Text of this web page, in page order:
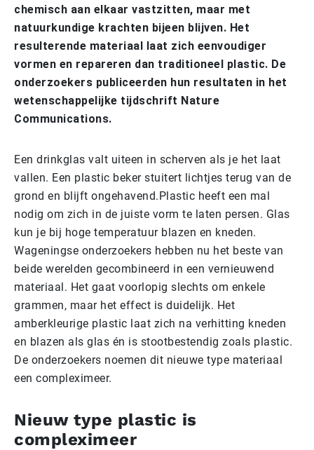
chemisch aan elkaar vastzitten, maar met
natuurkundige krachten bijeen blijven. Het
resulterende materiaal laat zich eenvoudiger
vormen en repareren dan traditioneel plastic. De
onderzoekers publiceerden hun resultaten in het
wetenschappelijke tijdschrift Nature
Communications.
Een drinkglas valt uiteen in scherven als je het laat
vallen. Een plastic beker stuitert lichtjes terug van de
grond en blijft ongehavend.Plastic heeft een mal
nodig om zich in de juiste vorm te laten persen. Glas
kun je bij hoge temperatuur blazen en kneden.
Wageningse onderzoekers hebben nu het beste van
beide werelden gecombineerd in een vernieuwend
materiaal. Het gaat voorlopig slechts om enkele
grammen, maar het effect is duidelijk. Het
amberkleurige plastic laat zich na verhitting kneden
en blazen als glas én is stootbestendig zoals plastic.
De onderzoekers noemen dit nieuwe type materiaal
een compleximeer.
Nieuw type plastic is
compleximeer